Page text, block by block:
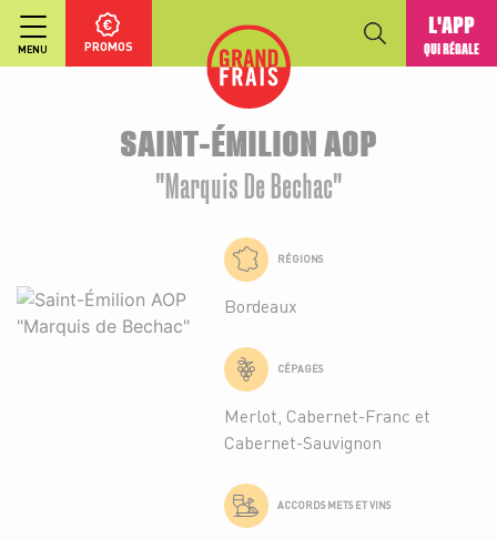
MENU PROMOS
L'APP
QUI RÉGALE
SAINT-ÉMILION AOP
"Marquis De Bechac"
RÉGIONS
Bordeaux
CÉPAGES
Merlot, Cabernet-Franc et
Cabernet-Sauvignon
ACCORDS METS ET VINS